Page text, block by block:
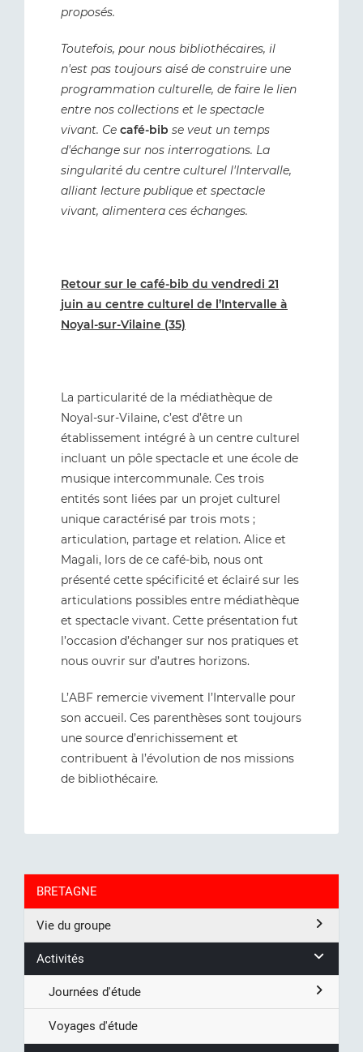
proposés.
Toutefois, pour nous bibliothécaires, il
n'est pas toujours aisé de construire une
programmation culturelle, de faire le lien
entre nos collections et le spectacle
vivant. Ce café-bib se veut un temps
d'échange sur nos interrogations. La
singularité du centre culturel l'Intervalle,
alliant lecture publique et spectacle
vivant, alimentera ces échanges.
Retour sur le café-bib du vendredi 21
juin au centre culturel de l’Intervalle à
Noyal-sur-Vilaine (35)
La particularité de la médiathèque de
Noyal-sur-Vilaine, c’est d’être un
établissement intégré à un centre culturel
incluant un pôle spectacle et une école de
musique intercommunale. Ces trois
entités sont liées par un projet culturel
unique caractérisé par trois mots ;
articulation, partage et relation. Alice et
Magali, lors de ce café-bib, nous ont
présenté cette spécificité et éclairé sur les
articulations possibles entre médiathèque
et spectacle vivant. Cette présentation fut
l’occasion d’échanger sur nos pratiques et
nous ouvrir sur d’autres horizons.
L’ABF remercie vivement l’Intervalle pour
son accueil. Ces parenthèses sont toujours
une source d’enrichissement et
contribuent à l’évolution de nos missions
de bibliothécaire.
BRETAGNE
Vie du groupe
Activités
Journées d'étude
Voyages d'étude